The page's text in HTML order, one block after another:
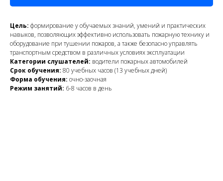
Цель: формирование у обучаемых знаний, умений и практических
навыков, позволяющих эффективно использовать пожарную технику и
оборудование при тушении пожаров, а также безопасно управлять
транспортным средством в различных условиях эксплуатации
Категории слушателей: водители пожарных автомобилей
Срок обучения: 80 учебных часов (13 учебных дней)
Форма обучения: очно-заочная
Режим занятий: 6-8 часов в день